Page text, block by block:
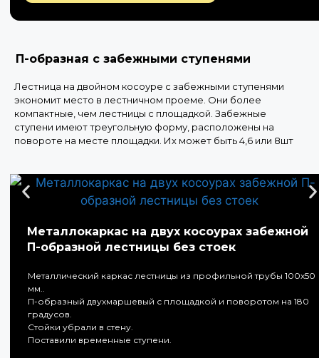
П-образная с забежными ступенями
Лестница на двойном косоуре с забежными ступенями
экономит место в лестничном проеме. Они более
компактные, чем лестницы с площадкой. Забежные
ступени имеют треугольную форму, расположены на
повороте на месте площадки. Их может быть 4,6 или 8шт
Металлокаркас на двух косоурах забежной
П-образной лестницы без стоек
Металлический каркас лестницы из профильной трубы 100х50
мм..
П-образный двухмаршевый с площадкой и поворотом на 180
градусов.
Стойки убрали в стену.
Поставили временные ступени.